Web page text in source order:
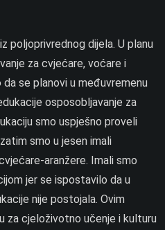
poljoprivrednog dijela. U planu
za cvjećare, voćare i
se planovi u međuvremenu
osposobljavanje za
smo uspješno proveli
smo u jesen imali
aranžere. Imali smo
jer se ispostavilo da u
nije postojala. Ovim
za cjeloživotno učenje i kulturu